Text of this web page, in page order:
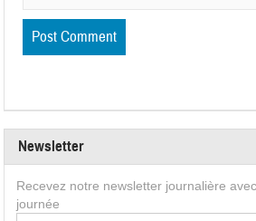
Newsletter
Recevez notre newsletter journalière
journée